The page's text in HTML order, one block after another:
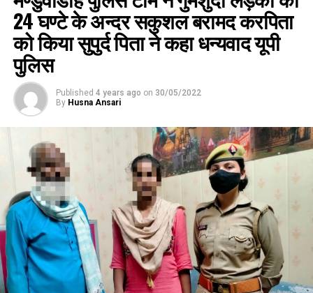
24 घण्टे के अन्दर सकुशल बरामद करपिता
को किया सुपुर्द पिता ने कहा धन्यवाद यूपी
पुलिस
Published 4 years ago on 30/05/2022
By Husna Ansari